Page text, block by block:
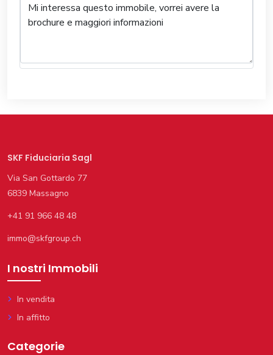
SKF Fiduciaria Sagl
Via San Gottardo 77
6839 Massagno
+41 91 966 48 48
immo@skfgroup.ch
I nostri Immobili
In vendita
In affitto
Categorie